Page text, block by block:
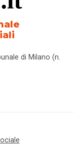
di Milano (n.